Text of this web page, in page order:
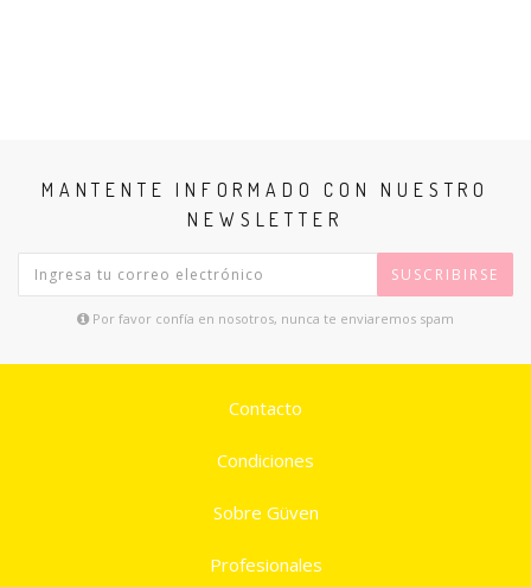
MANTENTE INFORMADO CON NUESTRO
NEWSLETTER
SUSCRIBIRSE
Por favor confía en nosotros, nunca te enviaremos spam
Contacto
Condiciones
Sobre Güven
Profesionales